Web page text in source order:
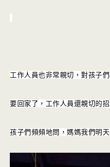
工作人員也非常親切，對孩子們
要回家了，工作人員還親切的
孩子們頻頻地問，媽媽我們明